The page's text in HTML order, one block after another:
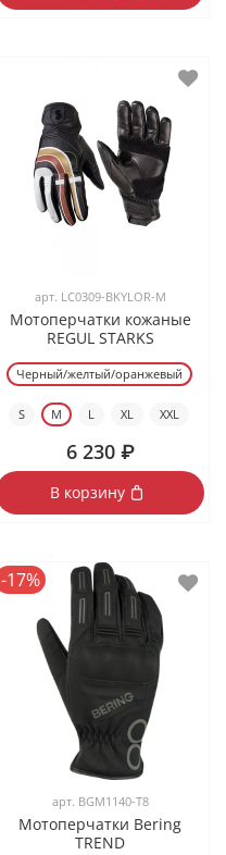
арт. LC0309-BKYLOR-M
Мотоперчатки кожаные
REGUL STARKS
Черный/желтый/оранжевый
S M L XL XXL
6 230 ₽
В корзину
-17%
арт. BGM1140-T8
Мотоперчатки Bering
TREND